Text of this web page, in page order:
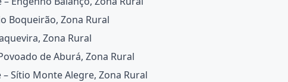
Boqueirão, Zona Rural
Zona Rural
de Aburá, Zona Rural
Sítio Monte Alegre, Zona Rural